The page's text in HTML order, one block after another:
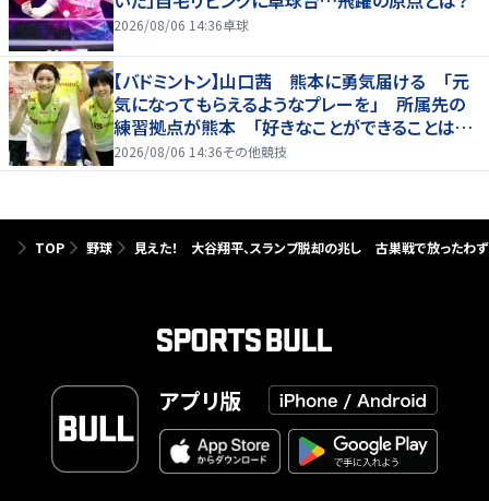
2026/08/06 14:36卓球
【バドミントン】山口茜 熊本に勇気届ける 「元
気になってもらえるようなプレーを」 所属先の
練習拠点が熊本 「好きなことができることは当
たり前じゃない」
2026/08/06 14:36その他競技
TOP 野球 見えた！ 大谷翔平、スランプ脱却の兆し 古巣戦で放ったわ
アプリ版